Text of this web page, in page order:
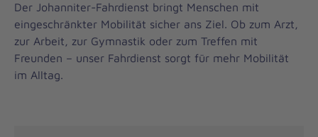
Der Johanniter-Fahrdienst bringt Menschen mit
eingeschränkter Mobilität sicher ans Ziel. Ob zum Arzt,
zur Arbeit, zur Gymnastik oder zum Treffen mit
Freunden – unser Fahrdienst sorgt für mehr Mobilität
im Alltag.